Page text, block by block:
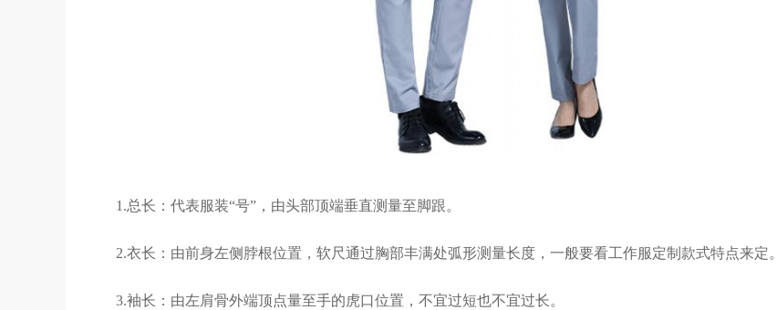
1.总长：代表服装“号”，由头部顶端垂直测量至脚跟。
2.衣长：由前身左侧脖根位置，软尺通过胸部丰满处弧形测量长度，一般要看工作服定制款式特点来定。
3.袖长：由左肩骨外端顶点量至手的虎口位置，不宜过短也不宜过长。